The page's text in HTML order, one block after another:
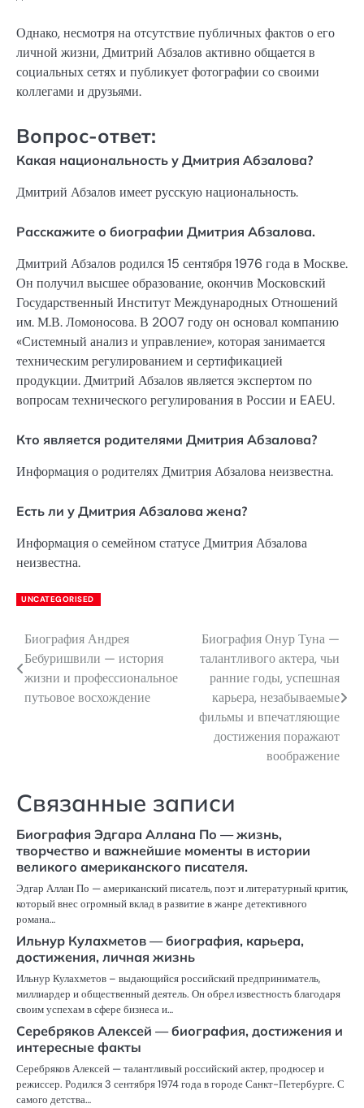
Однако, несмотря на отсутствие публичных фактов о его
личной жизни, Дмитрий Абзалов активно общается в
социальных сетях и публикует фотографии со своими
коллегами и друзьями.
Вопрос-ответ:
Какая национальность у Дмитрия Абзалова?
Дмитрий Абзалов имеет русскую национальность.
Расскажите о биографии Дмитрия Абзалова.
Дмитрий Абзалов родился 15 сентября 1976 года в Москве.
Он получил высшее образование, окончив Московский
Государственный Институт Международных Отношений
им. М.В. Ломоносова. В 2007 году он основал компанию
«Системный анализ и управление», которая занимается
техническим регулированием и сертификацией
продукции. Дмитрий Абзалов является экспертом по
вопросам технического регулирования в России и EAEU.
Кто является родителями Дмитрия Абзалова?
Информация о родителях Дмитрия Абзалова неизвестна.
Есть ли у Дмитрия Абзалова жена?
Информация о семейном статусе Дмитрия Абзалова
неизвестна.
UNCATEGORISED
Навигация
по
записям
Биография Андрея
Бебуришвили — история
жизни и профессиональное
путьовое восхождение
Биография Онур Туна —
талантливого актера, чьи
ранние годы, успешная
карьера, незабываемые
фильмы и впечатляющие
достижения поражают
воображение
Связанные записи
Биография Эдгара Аллана По — жизнь,
творчество и важнейшие моменты в истории
великого американского писателя.
Эдгар Аллан По — американский писатель, поэт и литературный критик,
который внес огромный вклад в развитие в жанре детективного
романа…
Ильнур Кулахметов — биография, карьера,
достижения, личная жизнь
Ильнур Кулахметов – выдающийся российский предприниматель,
миллиардер и общественный деятель. Он обрел известность благодаря
своим успехам в сфере бизнеса и…
Серебряков Алексей — биография, достижения и
интересные факты
Серебряков Алексей — талантливый российский актер, продюсер и
режиссер. Родился 3 сентября 1974 года в городе Санкт-Петербурге. С
самого детства…